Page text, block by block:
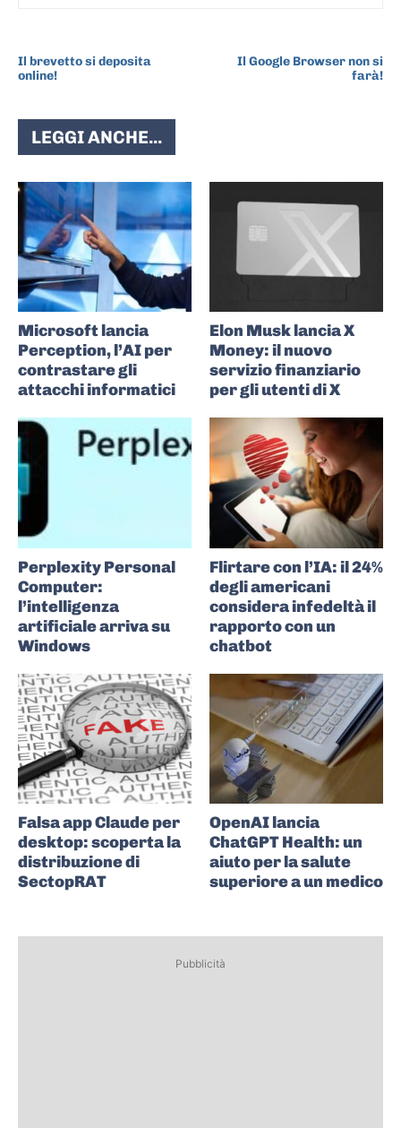
Il brevetto si deposita
online!
Il Google Browser non si
farà!
LEGGI ANCHE...
Microsoft lancia
Perception, l’AI per
contrastare gli
attacchi informatici
Elon Musk lancia X
Money: il nuovo
servizio finanziario
per gli utenti di X
Perplexity Personal
Computer:
l’intelligenza
artificiale arriva su
Windows
Flirtare con l’IA: il 24%
degli americani
considera infedeltà il
rapporto con un
chatbot
Falsa app Claude per
desktop: scoperta la
distribuzione di
SectopRAT
OpenAI lancia
ChatGPT Health: un
aiuto per la salute
superiore a un medico
Pubblicità